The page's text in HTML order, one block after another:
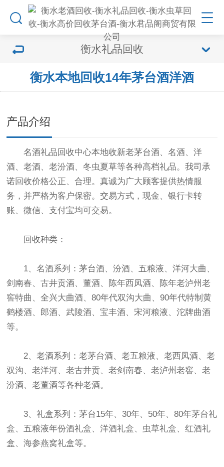
衡水礼品回收
衡水本地回收14年茅台酒洋酒
产品介绍
名酒礼品回收中心本地收新老茅台酒、名酒、洋
酒、老酒、老汾酒、冬虫夏草等各种高档礼品。我司承
诺回收价格公正、合理。真诚为广大顾客提供热情服
务，并严格为客户保密。交易方式，现金、银行卡转
账、微信、支付宝均可交易。
回收种类：
1、名酒系列：茅台酒、汾酒、五粮液、洋河大曲、
剑南春、古井贡酒、董酒、陈年西凤酒、陈年老泸州老
窖特曲、全兴大曲酒、80年代双沟大曲、90年代特制黄
鹤楼酒、郎酒、武陵酒、宝丰酒、宋河粮液、沱牌曲酒
等。
2、老酒系列：老茅台酒、老五粮液、老西凤酒、老
双沟、老洋河、老古井贡、老剑南春、老泸州老窖、老
汾酒、老董酒等各种老酒。
3、礼盒系列：茅台15年、30年、50年、80年茅台礼
盒、五粮液年份酒礼盒、洋酒礼盒、虫草礼盒、红酒礼
盒、海参燕窝礼盒等。